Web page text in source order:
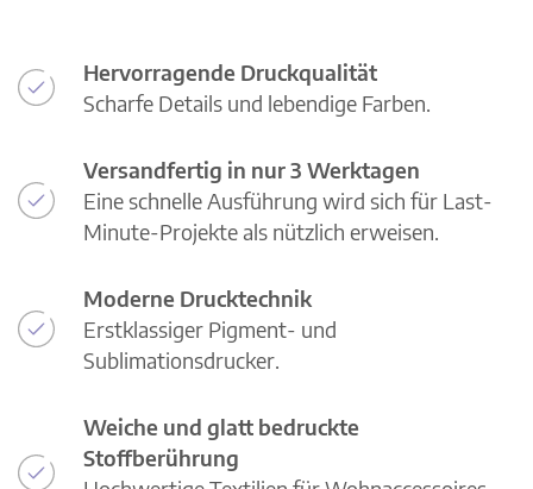
Hervorragende Druckqualität
Scharfe Details und lebendige Farben.
Versandfertig in nur 3 Werktagen
Eine schnelle Ausführung wird sich für Last-
Minute-Projekte als nützlich erweisen.
Moderne Drucktechnik
Erstklassiger Pigment- und
Sublimationsdrucker.
Weiche und glatt bedruckte
Stoffberührung